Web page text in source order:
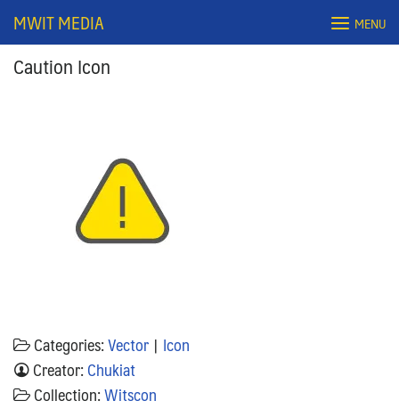
MWIT MEDIA MENU
Caution Icon
Categories:Vector | Icon
Creator:Chukiat
Collection:Witscon